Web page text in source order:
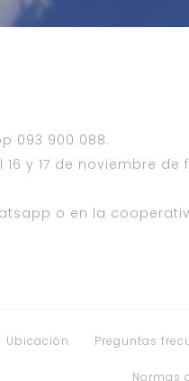
093 900 088.
y 17 de noviembre de
o en la
Ubicación Preguntas
Normas